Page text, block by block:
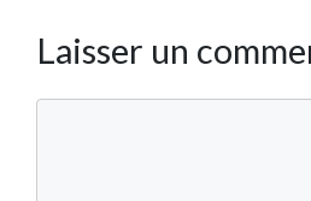
Laisser un